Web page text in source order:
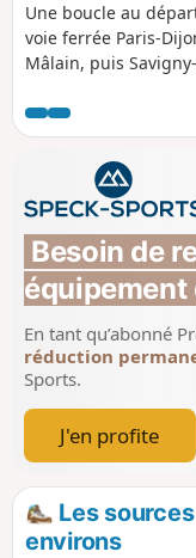
Une boucle au
voie ferrée Paris-
Mâlain, puis
découvrir ou à revoir.
Besoin de
équipement
En tant qu’abonné
réduction
Sports.
J'en profite
Les
environs